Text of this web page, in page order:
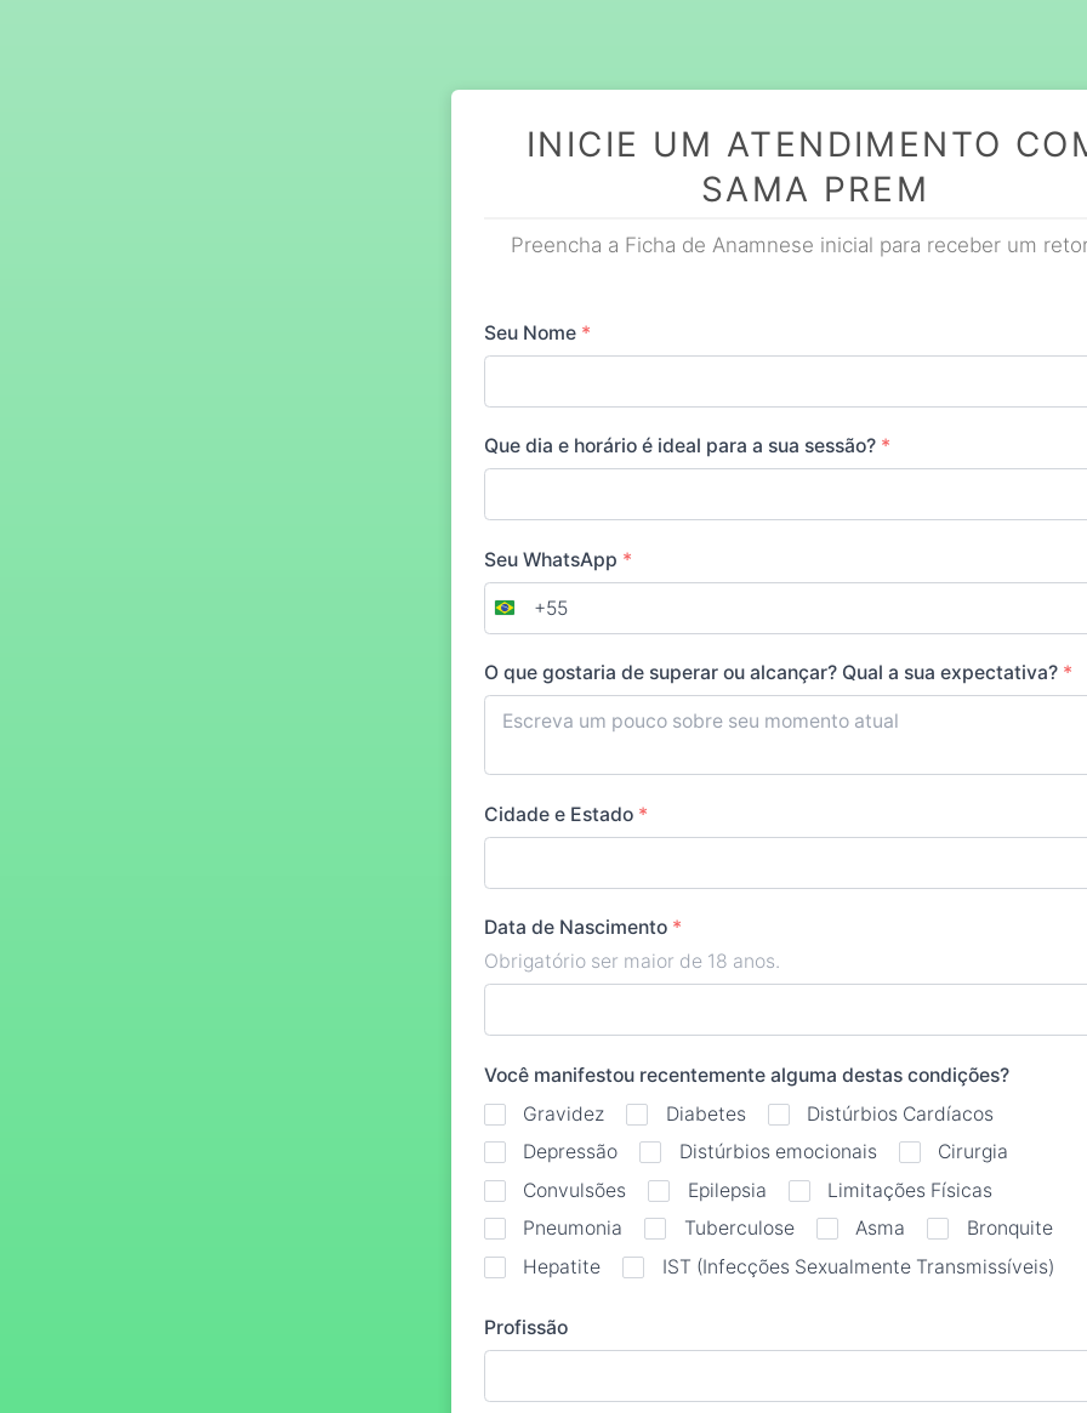
INICIE UM ATENDIMENTO
SAMA PREM
Preencha a Ficha de Anamnese inicial para receber um
Seu Nome *
Que dia e horário é ideal para a sua sessão? *
Seu WhatsApp *
Brazil
+55
+55
O que gostaria de superar ou alcançar? Qual a sua expectativa? *
Cidade e Estado *
Data de Nascimento *
Obrigatório ser maior de 18 anos.
Você manifestou recentemente alguma destas condições?
Gravidez
Diabetes
Distúrbios Cardíacos
Depressão
Distúrbios emocionais
Cirurgia
Convulsões
Epilepsia
Limitações Físicas
Pneumonia
Tuberculose Asma
Bronquite
Hepatite
IST (Infecções Sexualmente Transmissíveis)
Profissão